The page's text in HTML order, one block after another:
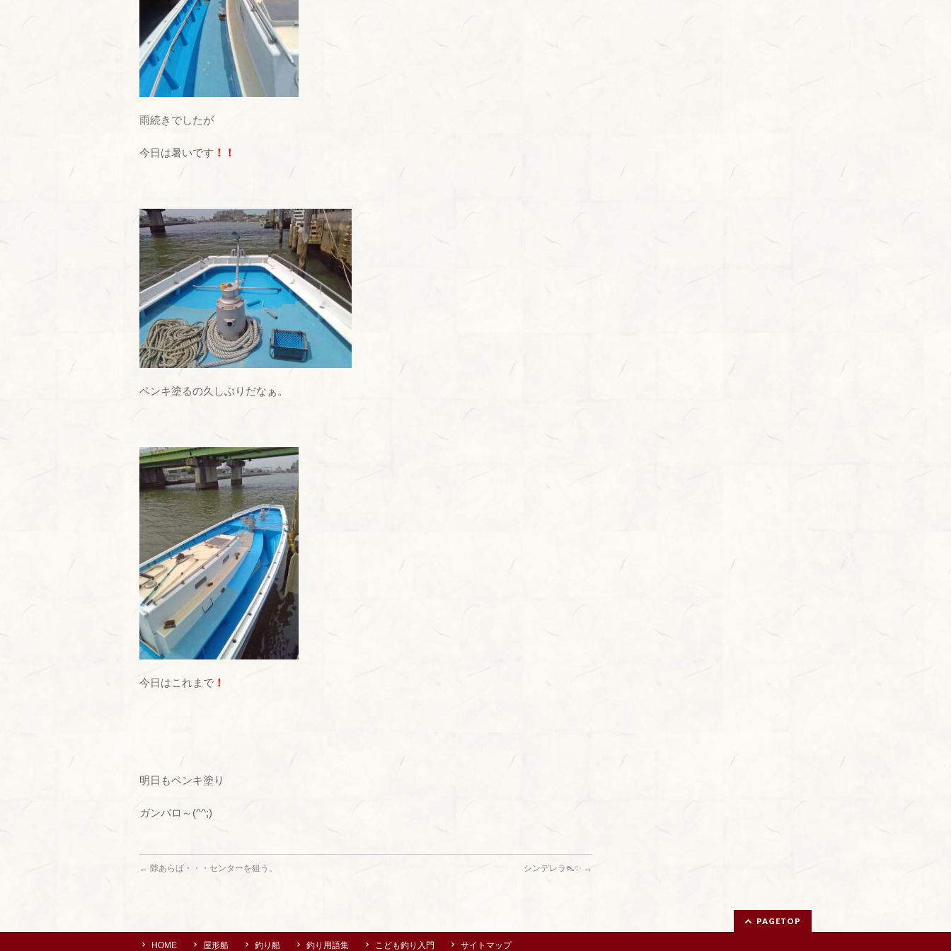
雨続きでしたが
今日は暑いです ！！
ペンキ塗るの久しぶりだなぁ。
今日はこれまで ！
明日もペンキ塗り
ガンバロ～(^^;)
← 隙あらば・・・センターを狙う。 シンデレラ👠✨ →
PAGETOP
HOME 屋形船 釣り船 釣り用語集 こども釣り入門 サイトマップ